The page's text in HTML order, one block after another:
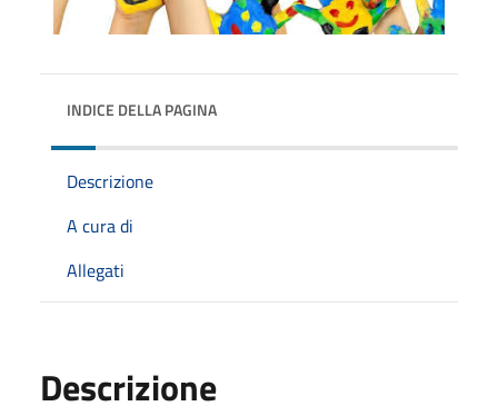
INDICE DELLA PAGINA
Descrizione
A cura di
Allegati
Descrizione